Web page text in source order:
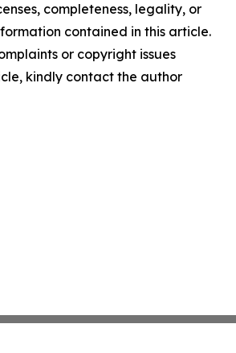
completeness, legality, or
contained in this article.
or copyright issues
kindly contact the author